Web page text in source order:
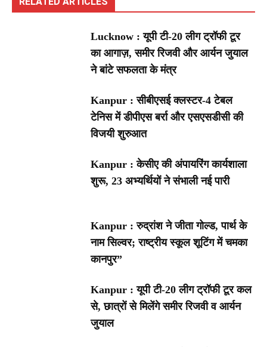
Lucknow : यूपी टी-20 लीग ट्रॉफी टूर
का आगाज़, समीर रिजवी और आर्यन जुयाल
ने बांटे सफलता के मंत्र
Kanpur : सीबीएसई क्लस्टर-4 टेबल
टेनिस में डीपीएस बर्रा और एसएसडीसी की
विजयी शुरुआत
Kanpur : केसीए की अंपायरिंग कार्यशाला
शुरू, 23 अभ्यर्थियों ने संभाली नई पारी
Kanpur : रुद्रांश ने जीता गोल्ड, पार्थ के
नाम सिल्वर; राष्ट्रीय स्कूल शूटिंग में चमका
कानपुर”
Kanpur : यूपी टी-20 लीग ट्रॉफी टूर कल
से, छात्रों से मिलेंगे समीर रिजवी व आर्यन
जुयाल